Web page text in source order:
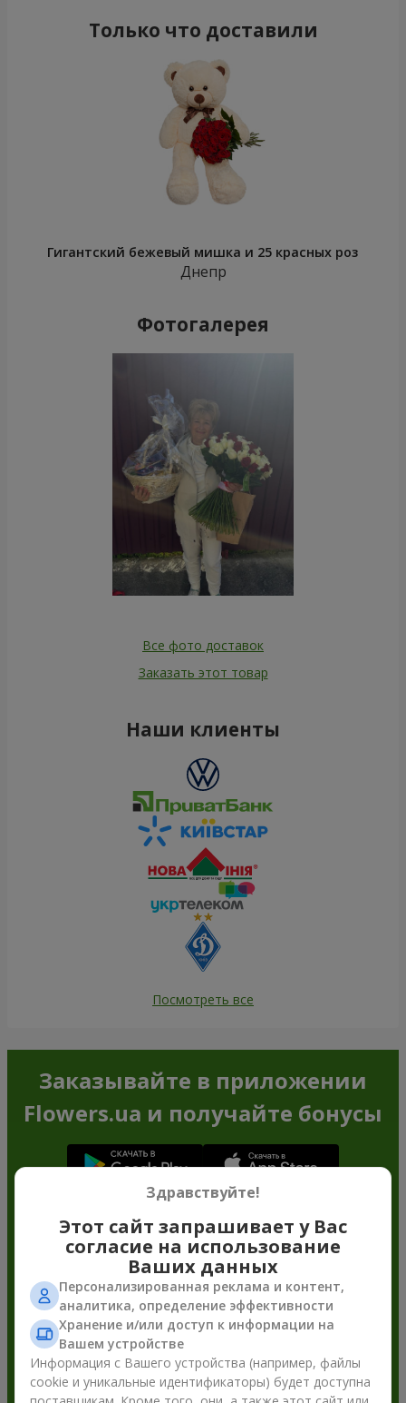
Только что доставили
Гигантский бежевый мишка и 25 красных роз
Днепр
Фотогалерея
Все фото доставок
Заказать этот товар
Наши клиенты
Посмотреть все
Заказывайте в приложении
Flowers.ua и получайте бонусы
Здравствуйте!
Этот сайт запрашивает у Вас
согласие на использование
Ваших данных
Персонализированная реклама и контент,
аналитика, определение эффективности
Хранение и/или доступ к информации на
Вашем устройстве
Информация с Вашего устройства (например, файлы
cookie и уникальные идентификаторы) будет доступна